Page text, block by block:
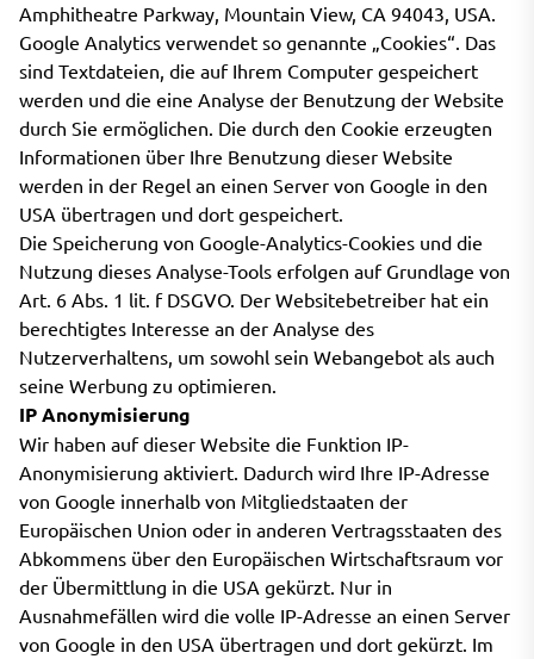
Amphitheatre Parkway, Mountain View, CA 94043, USA.
Google Analytics verwendet so genannte „Cookies“. Das
sind Textdateien, die auf Ihrem Computer gespeichert
werden und die eine Analyse der Benutzung der Website
durch Sie ermöglichen. Die durch den Cookie erzeugten
Informationen über Ihre Benutzung dieser Website
werden in der Regel an einen Server von Google in den
USA übertragen und dort gespeichert.
Die Speicherung von Google-Analytics-Cookies und die
Nutzung dieses Analyse-Tools erfolgen auf Grundlage von
Art. 6 Abs. 1 lit. f DSGVO. Der Websitebetreiber hat ein
berechtigtes Interesse an der Analyse des
Nutzerverhaltens, um sowohl sein Webangebot als auch
seine Werbung zu optimieren.
IP Anonymisierung
Wir haben auf dieser Website die Funktion IP-
Anonymisierung aktiviert. Dadurch wird Ihre IP-Adresse
von Google innerhalb von Mitgliedstaaten der
Europäischen Union oder in anderen Vertragsstaaten des
Abkommens über den Europäischen Wirtschaftsraum vor
der Übermittlung in die USA gekürzt. Nur in
Ausnahmefällen wird die volle IP-Adresse an einen Server
von Google in den USA übertragen und dort gekürzt. Im